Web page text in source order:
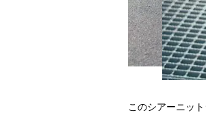
このシアーニッ